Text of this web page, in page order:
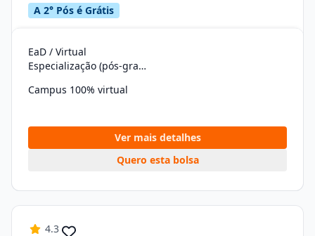
A 2° Pós é Grátis
EaD / Virtual
Especialização (pós-graduação)
Campus 100% virtual
Ver mais detalhes
Quero esta bolsa
4.3